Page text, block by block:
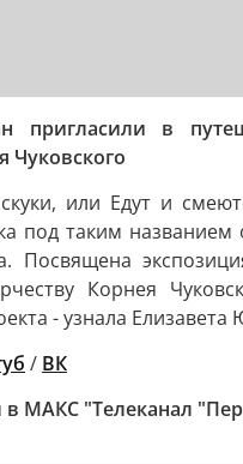
пригласили в
Чуковского
или Едут и
под таким названием
Посвящена
Корнея
- узнала Елизавета
/ ВК
в МАКС "Телеканал